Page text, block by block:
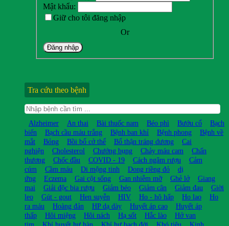
Mật khẩu:
Giữ cho tôi đăng nhập
Or
Đăng nhập
Tra cứu theo bệnh
Alzheimer An thai Bài thuốc nam Béo phì Bướu cổ
Bạch
biến
Bạch cầu máu trắng Bệnh ban khỉ Bệnh phong
Bệnh về
mắt
Bỏng Bồi bổ cở thể Bổ thận tráng dương
Cai
nghiện
Cholesterol Chướng bụng Chảy máu cam
Chấn
thương
Chốc đầu COVID - 19 Cách ngâm rượu
Cảm
cúm
Cầm máu Di mộng tinh Dong riềng đỏ
dị
ứng
Eczema Gai cột sống Gan nhiễm mỡ Ghẻ lở
Giang
mai
Giải độc bia rượu Giảm béo Giảm cân Giảm đau
Giời
leo
Gút - gout Hen suyễn HIV Ho - hô hấp Ho lao
Ho
ra máu
Hoàng đản HP dạ dày Huyết áp cao
Huyết áp
thấp
Hôi miệng Hôi nách Hạ sốt Hắc lào
Hở van
tim
Khí huyết hư hàn Khí hư bạch đới Khó tiêu
Kinh